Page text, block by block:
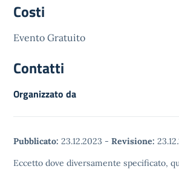
Costi
Evento Gratuito
Contatti
Organizzato da
Pubblicato: 23.12.2023 - Revisione:
Eccetto dove diversamente specificato,